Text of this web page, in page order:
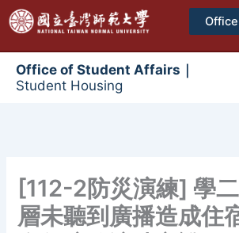
至
Office of Student Affairs｜
Student Housing
[112-2防災演練] 學
層未聽到廣播造成住